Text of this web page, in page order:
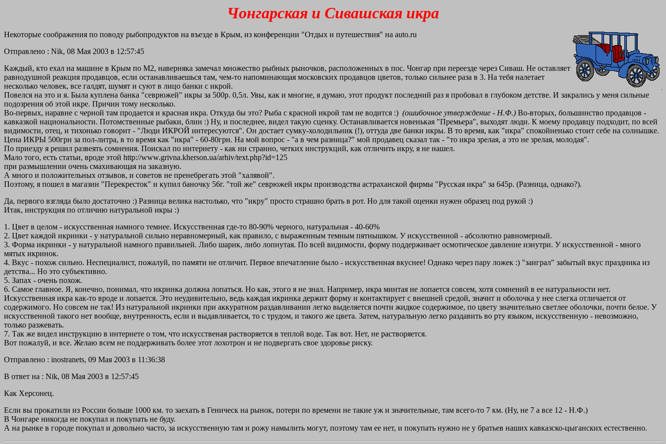
Чонгарская и Сивашская икра
Некоторые соображения по поводу рыбопродуктов на въезде в Крым, из конференции "Отдых и путешествия" на auto.ru
Отправлено : Nik, 08 Мая 2003 в 12:57:45
Каждый, кто ехал на машине в Крым по М2, наверняка замечал множество рыбных рыночков, расположенных в пос. Чонгар при переезде через Сиваш. Не оставляет
равнодушной реакция продавцов, если останавливаешься там, чем-то напоминающая московских продавцов цветов, только сильнее раза в 3. На тебя налетает
несколько человек, все галдят, шумят и суют в лицо банки с икрой.
Повелся на это и я. Была куплена банка "севрюжей" икры за 500р. 0,5л. Увы, как и многие, я думаю, этот продукт последний раз я пробовал в глубоком детстве. И закрались у меня сильные
подозрения об этой икре. Причин тому несколько.
Во-первых, наравне с черной там продается и красная икра. Откуда бы это? Рыба с красной икрой там не водится :) (ошибочное утверждение - Н.Ф.) Во-вторых, большинство продавцов -
кавказкой национальности. Потомственные рыбаки, блин :) Ну, и последнее, видел такую сценку. Останавливается новенькая "Премьера", выходят люди. К моему продавцу подходит, по всей
видимости, отец, и тихонько говорит - "Люди ИКРОЙ интересуются". Он достает сумку-холодильник (!), оттуда две банки икры. В то время, как "икра" спокойненько стоит себе на солнышке.
Цена ИКРЫ 500грн за пол-литра, в то время как "икра" - 60-80грн. На мой вопрос - "а в чем разница?" мой продавец сказал так - "то икра зрелая, а это не зрелая, молодая".
По приезду я решил развеять сомнения. Поискал по интернету - как ни странно, четких инструкций, как отличить икру, я не нашел.
Мало того, есть статьи, вроде этой http://www.grivna.kherson.ua/arhiv/text.php?id=125
при размышлении очень смахивающая на заказную.
А много и положительных отзывов, и советов не пренебрегать этой "халявой".
Поэтому, я пошел в магазин "Перекресток" и купил баночку 56г. "той же" севрюжей икры производства астраханской фирмы "Русская икра" за 645р. (Разница, однако?).
Да, первого взгляда было достаточно :) Разница велика настолько, что "икру" просто страшно брать в рот. Но для такой оценки нужен образец под рукой :)
Итак, инструкция по отличию натуральной икры :)
1. Цвет в целом - искусственная намного темнее. Искусственная где-то 80-90% черного, натуральная - 40-60%
2. Цвет каждой икринки - у натуральной сильно неравномерный, как правило, с выраженным темным пятнышком. У искусственной - абсолютно равномерный.
3. Форма икринки - у натуральной намного правильней. Либо шарик, либо лопнутая. По всей видимости, форму поддерживает осмотическое давление изнутри. У искусственной - много
мятых икринок.
4. Вкус - похож сильно. Неспециалист, пожалуй, по памяти не отличит. Первое впечатление было - искусственная вкуснее! Однако через пару ложек :) "заиграл" забытый вкус праздника из
детства... Но это субъективно.
5. Запах - очень похож.
6. Самое главное. Я, конечно, понимал, что икринка должна лопаться. Но как, этого я не знал. Например, икра минтая не лопается совсем, хотя сомнений в ее натуральности нет.
Искусственная икра как-то вроде и лопается. Это неудивительно, ведь каждая икринка держит форму и контактирует с внешней средой, значит и оболочка у нее слегка отличается от
содержимого. Но совсем не так! Из натуральной икринки при аккуратном раздавливании легко выделяется почти жидкое содержимое, по цвету значительно светлее оболочки, почти белое. У
искусственной такого нет вообще, внутренность, если и выдавливается, то с трудом, и такого же цвета. Затем, натуральную легко раздавить во рту языком, искусственную - невозможно,
только разжевать.
7. Так же видел инструкцию в интернете о том, что искусственая растворяется в теплой воде. Так вот. Нет, не растворяется.
Вот пожалуй, и все. Желаю всем не поддерживать более этот лохотрон и не подвергать свое здоровье риску.
Отправлено : inostranets, 09 Мая 2003 в 11:36:38
В ответ на : Nik, 08 Мая 2003 в 12:57:45
Как Херсонец.
Если вы прокатили из России больше 1000 км. то заехать в Геническ на рынок, потери по времени не такие уж и значительные, там всего-то 7 км. (Ну, не 7 а все 12 - Н.Ф.)
В Чонгаре никогда не покупал и покупать не буду.
А на рынке в городе покупал и довольно часто, за искусственную там и рожу намылить могут, поэтому там ее нет, и покупать нужно не у братьев наших кавказско-цыганских естественно.